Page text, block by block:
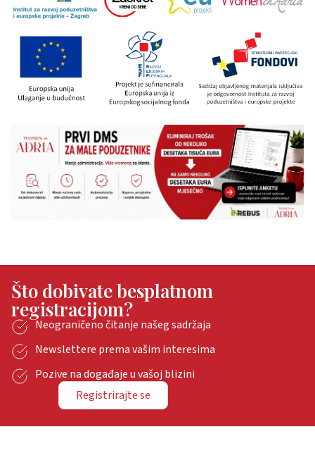
Što dobivate besplatnom
registracijom?
Neograničeno čitanje našeg sadržaja
Newslettere prema vašim interesima
Pozive na događaje u vašoj blizini
Registrirajte se